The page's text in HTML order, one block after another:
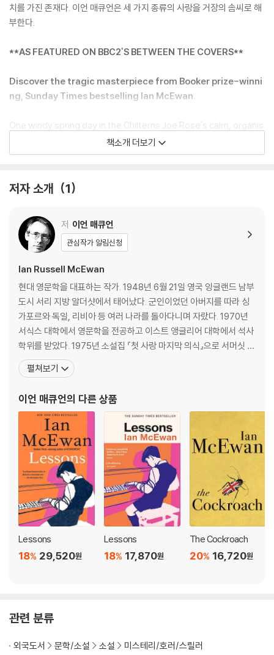
치를 가진 존재다. 이언 매큐언은 세 가지 종류의 사랑을 거장의 솜씨로 해
부한다.
**AS FEATURED ON BBC2'S BETWEEN THE COVERS**
Discover the tragic masterpiece from Booker prize-winni
ng, Sunday Times bestselling Ian McEwan.
One windy spring day in the Chilterns Joe Rose's calm, organis
ed life is shattered by a ballooning accident. The afternoon co
uld have ended in mere tragedy, but for his brief meeting with
- something that gives birth in Parry to an obsession so powe
lism, threaten the love of his wife Clarissa and drive him to the
brink of murder and madness.
ok up in the evening if you plan to get any sleep that nigh
t' A.S. Byatt
책소개 더보기
저자 소개 1
저 이언 매큐언
관심작가 알림신청
Ian Russell McEwan
현대 영문학을 대표하는 작가. 1948년 6월 21일 영국 잉글랜드 남부
도시 서리 지방 알더샷에서 태어났다. 군인이었던 아버지를 따라 싱
가포르와 독일, 리비아 등 여러 나라를 돌아다니며 자랐다. 1970년
서식스 대학에서 영문학을 전공하고 이스트 앵글리어 대학에서 석사
학위를 받았다. 1975년 소설집 『첫 사랑 마지막 의식』으로 서머싯 몸
상을 받으며 화려하게 데뷔했고 이후 1987년 『차일드 인 타임』으로
휫브레드상을 받았고, 1992년 『검은 개』를 발표해 『위험한 이방인』
으로 부커상을 수상했다. 2001년
펼쳐보기
이언 매큐언의 다른 상품
Lessons
29,520원
18%
Lessons
17,870원
18%
The Cockroach
16,720원
20%
관련 분류
외국도서 문학/소설 소설
미스테리/호러/스릴러